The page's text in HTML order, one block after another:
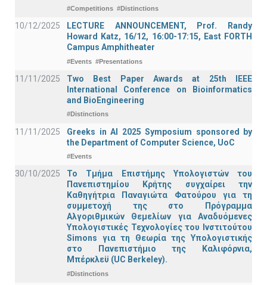
#Competitions #Distinctions
10/12/2025
LECTURE ANNOUNCEMENT, Prof. Randy
Howard Katz, 16/12, 16:00-17:15, East FORTH
Campus Amphitheater
#Events #Presentations
11/11/2025
Two Best Paper Awards at 25th IEEE
International Conference on Bioinformatics
and BioEngineering
#Distinctions
11/11/2025
Greeks in AI 2025 Symposium sponsored by
the Department of Computer Science, UoC
#Events
30/10/2025
Το Τμήμα Επιστήμης Υπολογιστών του
Πανεπιστημίου Κρήτης συγχαίρει την
Καθηγήτρια Παναγιώτα Φατούρου για τη
συμμετοχή της στο Πρόγραμμα
Αλγοριθμικών Θεμελίων για Αναδυόμενες
Υπολογιστικές Τεχνολογίες του Ινστιτούτου
Simons για τη Θεωρία της Υπολογιστικής
στο Πανεπιστήμιο της Καλιφόρνια,
Μπέρκλεϋ (UC Berkeley).
#Distinctions